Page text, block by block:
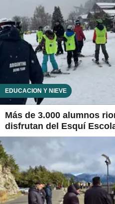
EDUCACIÓN Y NIEVE
Más de 3.000 alumnos
disfrutan del Esquí